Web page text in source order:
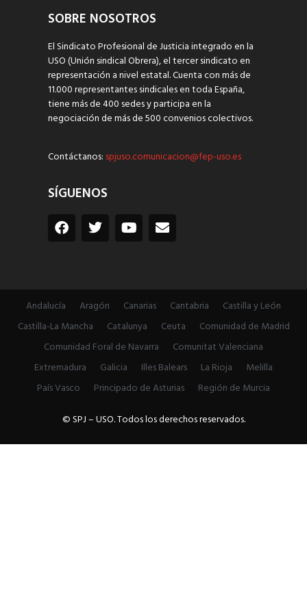
SOBRE NOSOTROS
El Sindicato Profesional de Justicia integrado en la
USO (Unión sindical Obrera), el tercer sindicato en
representación a nivel estatal. Cuenta con más de
11.000 representantes sindicales en toda España,
tiene más de 400 sedes y participa en la
negociación de más de 500 convenios colectivos.
Contáctanos: spjuso.comunicacion@fep-uso.es
SÍGUENOS
Andalucía Aragón Canarias Cantabria
Castilla y León
Castilla-La Mancha
Catalunya Ceuta
Comunidad de Madrid
Comunidad Foral de Navarra
Comunitat Valenciana
Extremadura
Galicia Illes Balears La Rioja
Melilla
País Vasco
Principado de Asturias
Región de Murcia
© SPJ – USO. Todos los derechos reservados.